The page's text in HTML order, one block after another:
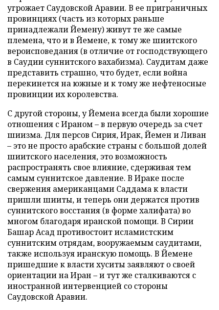
угрожает Саудовской Аравии. В ее приграничных
провинциях (часть из которых раньше
принадлежали Йемену) живут те же самые
племена, что и в Йемене, к тому же шиитского
вероисповедания (в отличие от господствующего
в Саудии суннитского вахабизма). Саудитам даже
представить страшно, что будет, если война
перекинется на южные и к тому же нефтеносные
провинции их королевства.
С другой стороны, у Йемена всегда были хорошие
отношения с Ираном – в первую очередь за счет
шиизма. Для персов Сирия, Ирак, Йемен и Ливан
– это не просто арабские страны с большой долей
шиитского населения, это возможность
распространять свое влияние, сдерживая тем
самым суннитское давление. В Ираке после
свержения американцами Саддама к власти
пришли шииты, и теперь они держатся против
суннитского восстания (в форме халифата) во
многом благодаря иранской помощи. В Сирии
Башар Асад противостоит исламистским
суннитским отрядам, вооружаемым саудитами,
также используя иранскую помощь. В Йемене
пришедшие к власти хуситы заявляют о своей
ориентации на Иран – и тут же сталкиваются с
иностранной интервенцией со стороны
Саудовской Аравии.